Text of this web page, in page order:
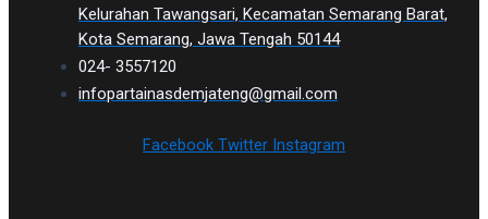
Kelurahan Tawangsari, Kecamatan Semarang Barat,
Kota Semarang, Jawa Tengah 50144
024- 3557120
infopartainasdemjateng@gmail.com
Facebook Twitter Instagram